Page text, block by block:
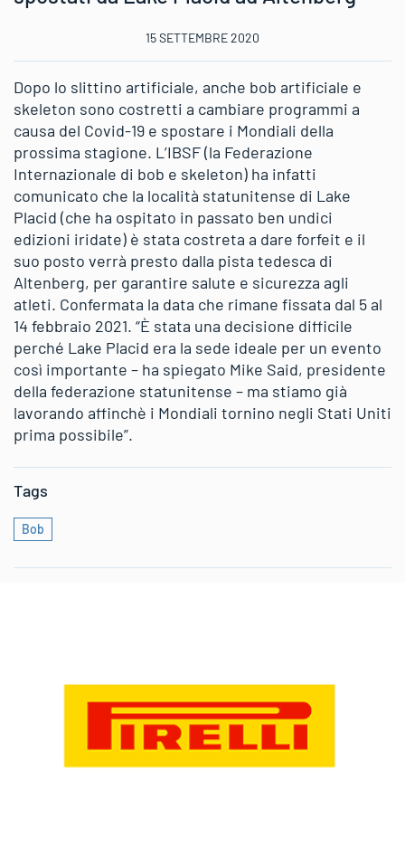
15 SETTEMBRE 2020
Dopo lo slittino artificiale, anche bob artificiale e
skeleton sono costretti a cambiare programmi a
causa del Covid-19 e spostare i Mondiali della
prossima stagione. L’IBSF (la Federazione
Internazionale di bob e skeleton) ha infatti
comunicato che la località statunitense di Lake
Placid (che ha ospitato in passato ben undici
edizioni iridate) è stata costreta a dare forfeit e il
suo posto verrà presto dalla pista tedesca di
Altenberg, per garantire salute e sicurezza agli
atleti. Confermata la data che rimane fissata dal 5 al
14 febbraio 2021. “È stata una decisione difficile
perché Lake Placid era la sede ideale per un evento
così importante – ha spiegato Mike Said, presidente
della federazione statunitense – ma stiamo già
lavorando affinchè i Mondiali tornino negli Stati Uniti
prima possibile”.
Tags
Bob